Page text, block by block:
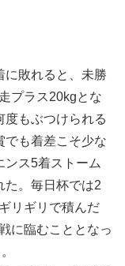
に敗れると、未勝
プラス20kgとな
度もぶつけられる
でも着差こそ少な
ンス5着ストーム
た。毎日杯では2
リギリで積んだ
に臨むこととなっ